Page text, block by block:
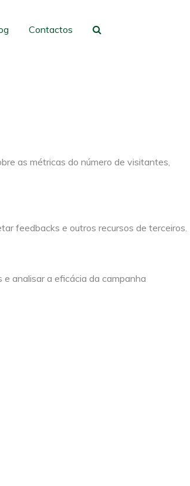
as funcionalidades.
as métricas do número de visitantes,
feedbacks e outros recursos de terceiros.
analisar a eficácia da campanha
Contactos